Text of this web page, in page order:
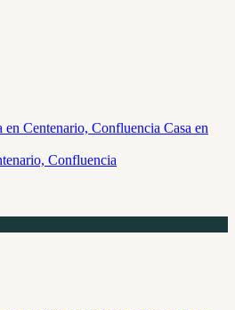
Confluencia